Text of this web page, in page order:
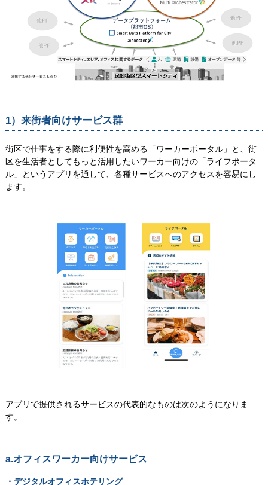
1）来街者向けサービス群
街区で仕事をする際に利便性を高める「ワーカーポータル」と、街
区を生活者としてもっと活用したいワーカー向けの「ライフポータ
ル」というアプリを通して、各種サービスへのアクセスを容易にし
ます。
アプリで提供されるサービスの代表的なものは次のようになりま
す。
a.オフィスワーカー向けサービス
・デジタルオフィスホテリング